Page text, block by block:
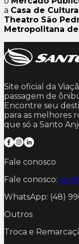
a Casa de
Theatro São
Metropolitana
Site oficial da
passagem de
Encontre seu
para as melhores
que só a Santo
Fale conosco
Fale conosco:
WhatsApp: (48)
Outros
Troca e